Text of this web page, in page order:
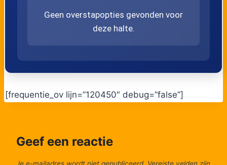
Geen overstapopties gevonden voor
deze halte.
[frequentie_ov lijn=”120450″ debug=”false”]
Geef een reactie